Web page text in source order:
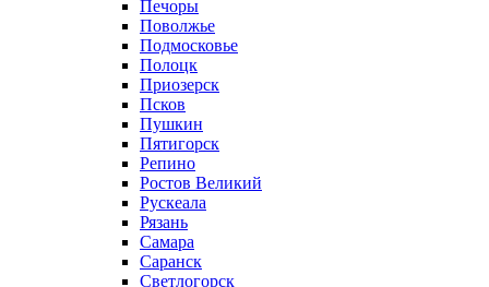
Печоры
Поволжье
Подмосковье
Полоцк
Приозерск
Псков
Пушкин
Пятигорск
Репино
Ростов Великий
Рускеала
Рязань
Самара
Саранск
Светлогорск